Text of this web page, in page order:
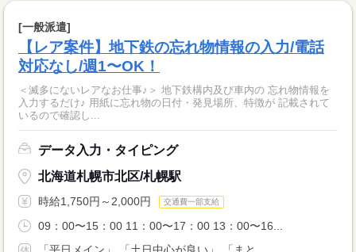
[一般派遣]
【レア案件】地下鉄の忘れ物情報の入力/電話
対応なし/週1〜OK！
＜滅多にないレアなお仕事♪＞ 地下鉄構内及び車内の 忘れ物情報を
入力するだけ♪ 用紙に忘れ物の日付・発見場所、特徴が 記載されて
いるので確認し...
データ入力・タイピング
北海道札幌市北区/札幌駅
時給1,750円～2,000円 交通費一部支給
09：00〜15：00 11：00〜17：00 13：00〜16...